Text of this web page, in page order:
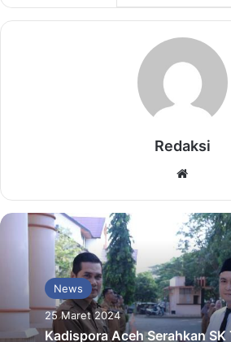
Redaksi
News
25 Maret 2024
Kadispora Aceh Serahkan SK